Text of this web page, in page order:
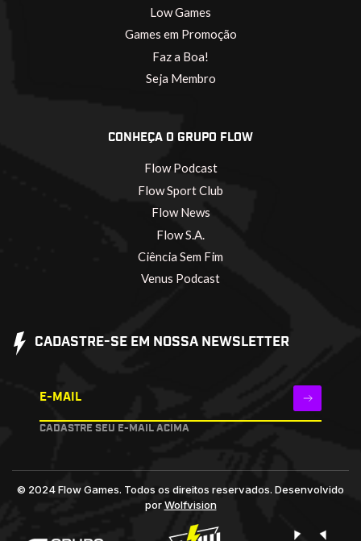
Low Games
Games em Promoção
Faz a Boa!
Seja Membro
CONHEÇA O GRUPO FLOW
Flow Podcast
Flow Sport Club
Flow News
Flow S.A.
Ciência Sem Fim
Venus Podcast
CADASTRE-SE EM NOSSA NEWSLETTER
E-MAIL
CADASTRE SEU E-MAIL ACIMA
© 2024 Flow Games. Todos os direitos reservados. Desenvolvido
porWolfvision